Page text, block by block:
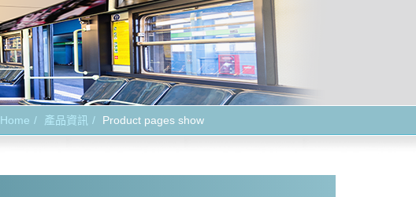
Home 產品資訊 Product pages show